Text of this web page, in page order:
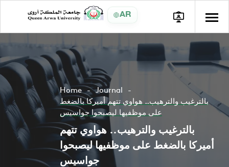
AR
Home
Journal
بالترغيب والترهيب.. هواوي تتهم أميركا بالضغط
على موظفيها ليصبحوا جواسيس
بالترغيب والترهيب.. هواوي تتهم
أميركا بالضغط على موظفيها ليصبحوا
جواسيس